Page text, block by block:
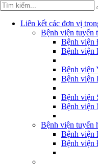
Liên kết các đơn vị
Bệnh viện tuyến
Bệnh viện
Bệnh viện
Bệnh viện
Bệnh viện
Bệnh viện
Bệnh viện
Bệnh viện tuyến
Bệnh viện
Bệnh viện